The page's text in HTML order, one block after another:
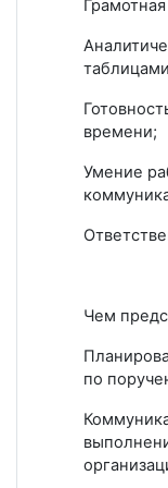
времени;
Умение
Чем
по